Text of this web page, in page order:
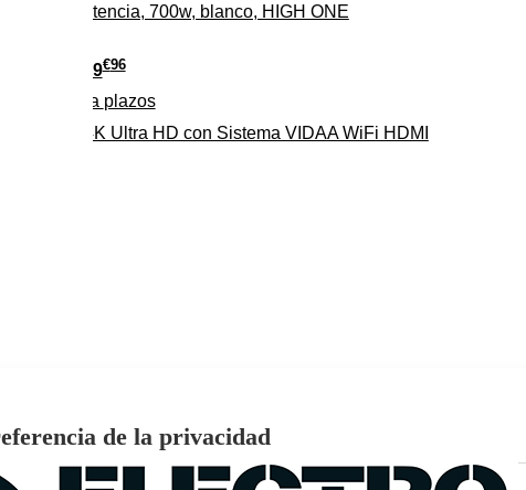
de potencia, 700w, blanco, HIGH ONE
279€96
Pago a plazos
EL 4K Ultra HD con Sistema VIDAA WiFi HDMI
de la privacidad